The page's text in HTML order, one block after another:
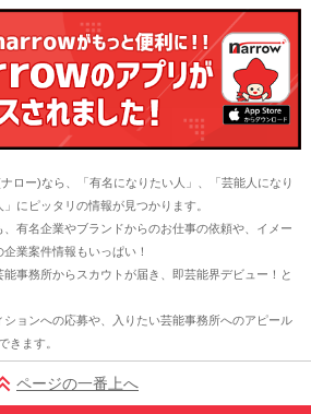
ロー)なら、「有名になりたい人」、「芸能人になり
にピッタリの情報が見つかります。
有名企業やブランドからのお仕事の依頼や、イメー
業案件情報もいっぱい！
事務所からスカウトが届き、即芸能界デビュー！と
ョンへの応募や、入りたい芸能事務所へのアピール
きます。
ページの一番上へ